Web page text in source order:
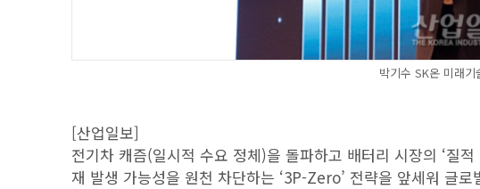
박기수 SK온 미래기
[산업일보]
전기차 캐즘(일시적 수요 정체)을 돌파하고 배터리 시장의 ‘질
재 발생 가능성을 원천 차단하는 ‘3P-Zero’ 전략을 앞세워 글